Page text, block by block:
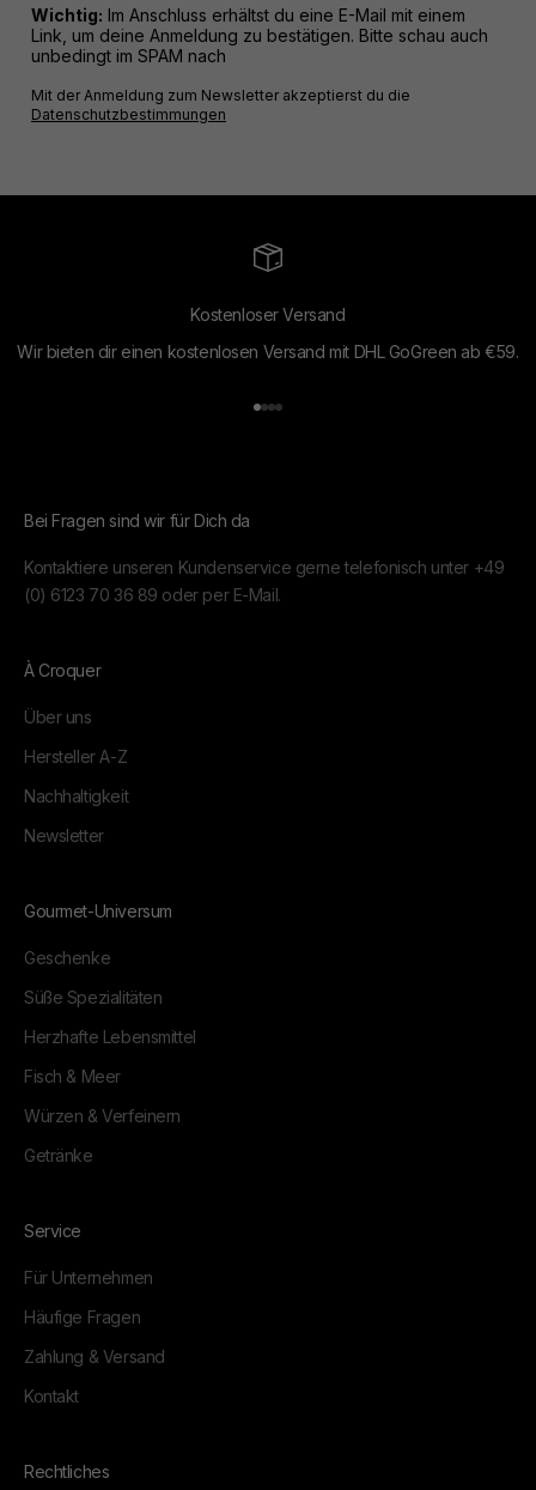
Wichtig: Im Anschluss erhältst du eine E-Mail mit einem
Link, um deine Anmeldung zu bestätigen. Bitte schau auch
unbedingt im SPAM nach
Mit der Anmeldung zum Newsletter akzeptierst du die
Datenschutzbestimmungen
Kostenloser Versand
Wir bieten dir einen kostenlosen Versand mit DHL GoGreen ab €59.
Gehe zu Element 1
Gehe zu Element 2
Gehe zu Element 3
Gehe zu Element 4
Bei Fragen sind wir für Dich da
Kontaktiere unseren Kundenservice gerne telefonisch unter +49
(0) 6123 70 36 89 oder per E-Mail.
À Croquer
Über uns
Hersteller A-Z
Nachhaltigkeit
Newsletter
Gourmet-Universum
Geschenke
Süße Spezialitäten
Herzhafte Lebensmittel
Fisch & Meer
Würzen & Verfeinern
Getränke
Service
Für Unternehmen
Häufige Fragen
Zahlung & Versand
Kontakt
Rechtliches